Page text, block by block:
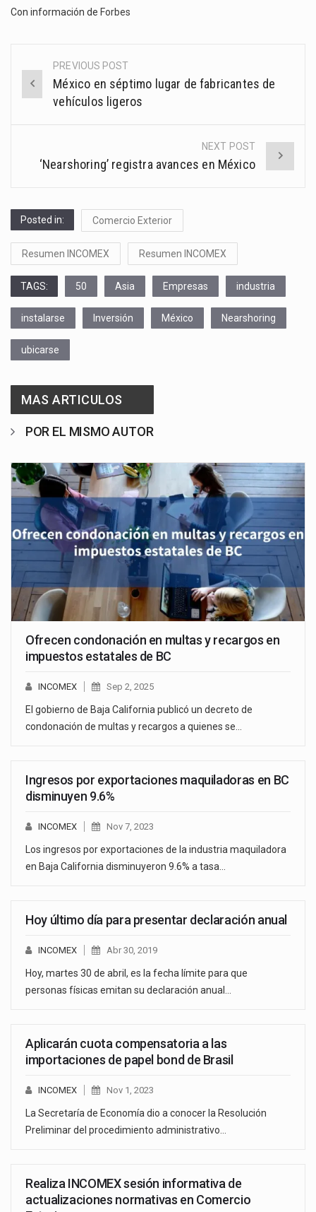
Con información de Forbes
Post
navigation
PREVIOUS POST
México en séptimo lugar de fabricantes de
vehículos ligeros
NEXT POST
‘Nearshoring’ registra avances en México
Posted in: Comercio Exterior
Resumen INCOMEX Resumen INCOMEX
TAGS: 50 Asia Empresas industria
instalarse Inversión México Nearshoring
ubicarse
MAS ARTICULOS
POR EL MISMO AUTOR
Ofrecen condonación en multas y recargos en
impuestos estatales de BC
INCOMEX Sep 2, 2025
El gobierno de Baja California publicó un decreto de
condonación de multas y recargos a quienes se…
Ingresos por exportaciones maquiladoras en BC
disminuyen 9.6%
INCOMEX Nov 7, 2023
Los ingresos por exportaciones de la industria maquiladora
en Baja California disminuyeron 9.6% a tasa…
Hoy último día para presentar declaración anual
INCOMEX Abr 30, 2019
Hoy, martes 30 de abril, es la fecha límite para que
personas físicas emitan su declaración anual…
Aplicarán cuota compensatoria a las
importaciones de papel bond de Brasil
INCOMEX Nov 1, 2023
La Secretaría de Economía dio a conocer la Resolución
Preliminar del procedimiento administrativo…
Realiza INCOMEX sesión informativa de
actualizaciones normativas en Comercio